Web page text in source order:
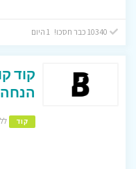
הנחה
קוד